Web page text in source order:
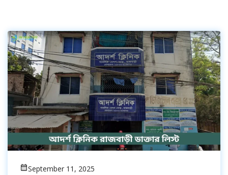
September 11, 2025